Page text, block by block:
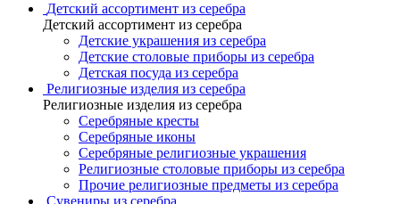
Детский ассортимент из серебра
Детский ассортимент из серебра
Детские украшения из серебра
Детские столовые приборы из серебра
Детская посуда из серебра
Религиозные изделия из серебра
Религиозные изделия из серебра
Серебряные кресты
Серебряные иконы
Серебряные религиозные украшения
Религиозные столовые приборы из серебра
Прочие религиозные предметы из серебра
Сувениры из серебра